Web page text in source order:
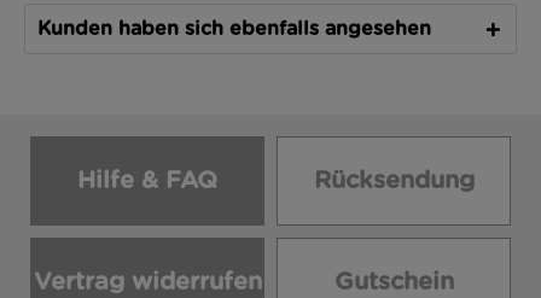
Kunden haben sich ebenfalls angesehen
Hilfe & FAQ Rücksendung
Vertrag widerrufen Gutschein